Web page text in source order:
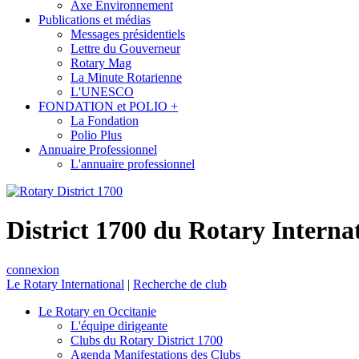
Axe Environnement
Publications et médias
Messages présidentiels
Lettre du Gouverneur
Rotary Mag
La Minute Rotarienne
L'UNESCO
FONDATION et POLIO +
La Fondation
Polio Plus
Annuaire Professionnel
L'annuaire professionnel
District 1700 du Rotary
connexion
Le Rotary International | Recherche de club
Le Rotary en Occitanie
L'équipe dirigeante
Clubs du Rotary District 1700
Agenda Manifestations des Clubs